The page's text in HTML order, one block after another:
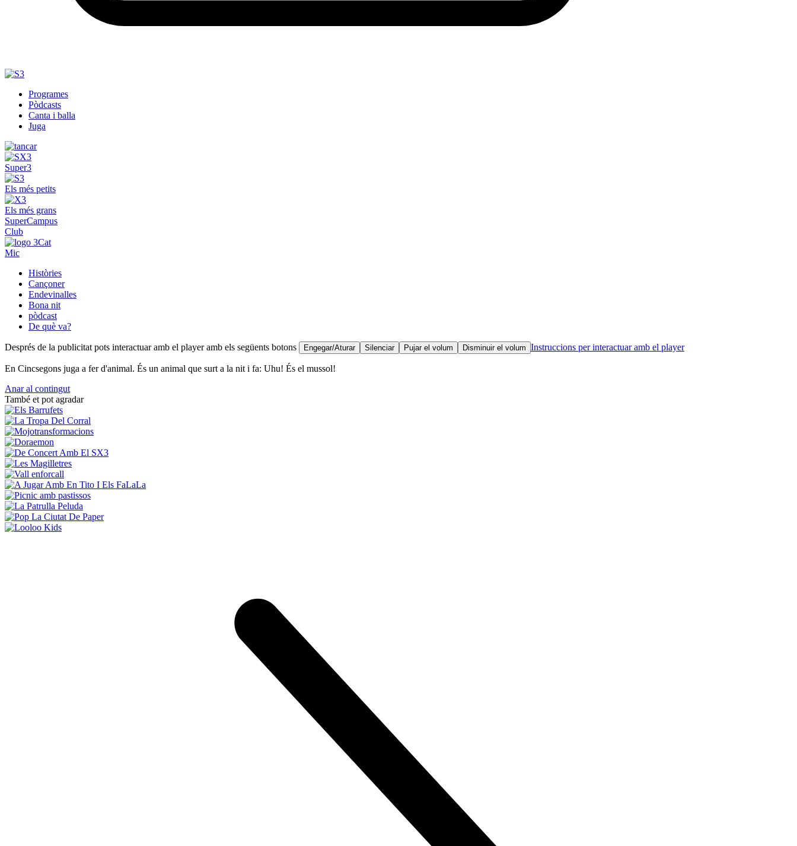
Programes
Pòdcasts
Canta i balla
Juga
Super3
Els més petits
Els més grans
SuperCampus
Club
Mic
Històries
Cançoner
Endevinalles
Bona nit
pòdcast
De què va?
Després de la publicitat pots interactuar amb el player amb els següents botons Engegar/Aturar Silenciar Pujar el volum Disminuir el volum Instruccions per interactuar amb el player
En Cincsegons juga a fer d'animal. És un animal que surt a la nit i fa: Uhu! És el mussol!
Anar al contingut
També et pot agradar